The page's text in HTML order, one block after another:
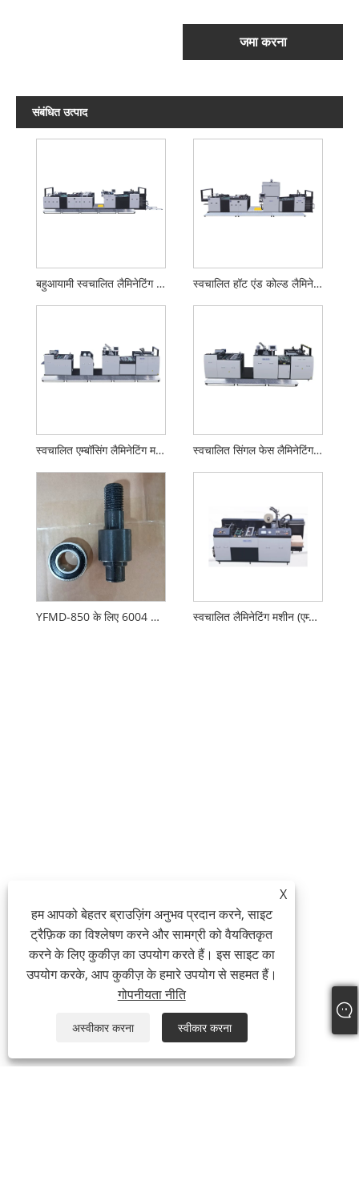
जमा करना
संबंधित उत्पाद
बहुआयामी स्वचालित लैमिनेटिंग मशीन स्वचालित हॉट एंड कोल्ड लैमिनेटिंग मशीन
स्वचालित एम्बॉसिंग लैमिनेटिंग मशीन स्वचालित सिंगल फेस लैमिनेटिंग मशीन
YFMD-850 के लिए 6004 असर करने वाली मशीन के सामान का सामान स्वचालित लैमिनेटिंग मशीन (एम्बॉसिंग के साथ)
X
हम आपको बेहतर ब्राउज़िंग अनुभव प्रदान करने, साइट
ट्रैफ़िक का विश्लेषण करने और सामग्री को वैयक्तिकृत
करने के लिए कुकीज़ का उपयोग करते हैं। इस साइट का
उपयोग करके, आप कुकीज़ के हमारे उपयोग से सहमत हैं।
गोपनीयता नीति
अस्वीकार करना स्वीकार करना